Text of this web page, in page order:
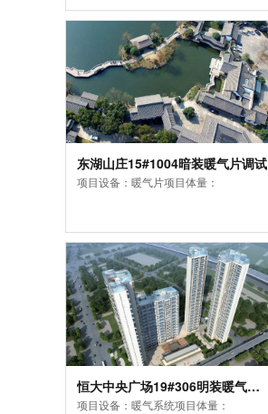
东湖山庄15#1004暗装暖气片调试
项目设备：暖气片项目体量：
恒大中央广场19#306明装暖气系统
项目设备：暖气系统项目体量：